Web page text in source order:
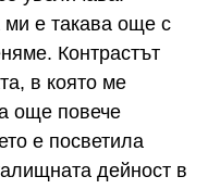
ми е такава още с
Контрастът
в която ме
още повече
е посветила
дейност в